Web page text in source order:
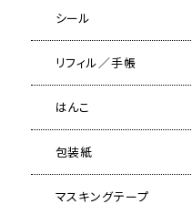
シール
リフィル／手帳
はんこ
包装紙
マスキングテープ